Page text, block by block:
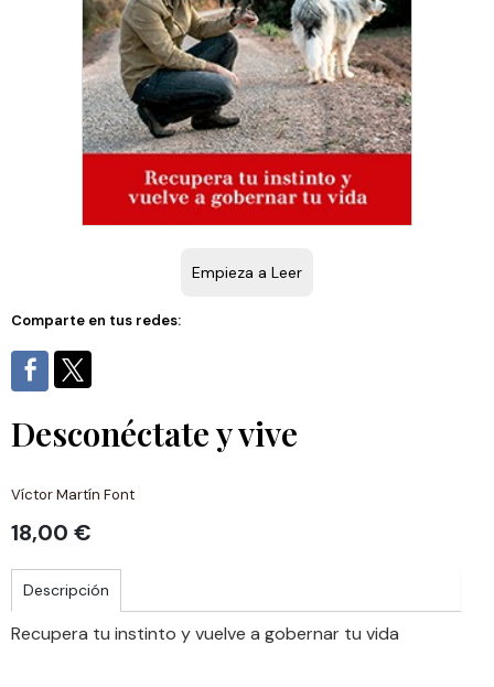
Empieza a Leer
Comparte en tus redes:
Desconéctate y vive
Víctor Martín Font
18,00 €
Descripción
Recupera tu instinto y vuelve a gobernar tu vida